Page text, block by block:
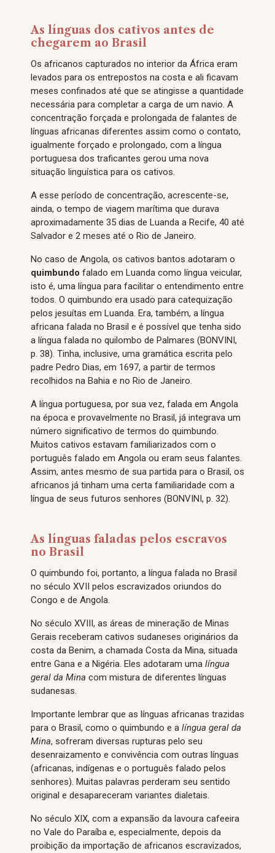
As línguas dos cativos antes de
chegarem ao Brasil
Os africanos capturados no interior da África eram
levados para os entrepostos na costa e ali ficavam
meses confinados até que se atingisse a quantidade
necessária para completar a carga de um navio. A
concentração forçada e prolongada de falantes de
línguas africanas diferentes assim como o contato,
igualmente forçado e prolongado, com a língua
portuguesa dos traficantes gerou uma nova
situação linguística para os cativos.
A esse período de concentração, acrescente-se,
ainda, o tempo de viagem marítima que durava
aproximadamente 35 dias de Luanda a Recife, 40 até
Salvador e 2 meses até o Rio de Janeiro.
No caso de Angola, os cativos bantos adotaram o
quimbundo falado em Luanda como língua veicular,
isto é, uma língua para facilitar o entendimento entre
todos. O quimbundo era usado para catequização
pelos jesuítas em Luanda. Era, também, a língua
africana falada no Brasil e é possível que tenha sido
a língua falada no quilombo de Palmares (BONVINI,
p. 38). Tinha, inclusive, uma gramática escrita pelo
padre Pedro Dias, em 1697, a partir de termos
recolhidos na Bahia e no Rio de Janeiro.
A língua portuguesa, por sua vez, falada em Angola
na época e provavelmente no Brasil, já integrava um
número significativo de termos do quimbundo.
Muitos cativos estavam familiarizados com o
português falado em Angola ou eram seus falantes.
Assim, antes mesmo de sua partida para o Brasil, os
africanos já tinham uma certa familiaridade com a
língua de seus futuros senhores (BONVINI, p. 32).
As línguas faladas pelos escravos
no Brasil
O quimbundo foi, portanto, a língua falada no Brasil
no século XVII pelos escravizados oriundos do
Congo e de Angola.
No século XVIII, as áreas de mineração de Minas
Gerais receberam cativos sudaneses originários da
costa da Benim, a chamada Costa da Mina, situada
entre Gana e a Nigéria. Eles adotaram uma língua
geral da Mina com mistura de diferentes línguas
sudanesas.
Importante lembrar que as línguas africanas trazidas
para o Brasil, como o quimbundo e a língua geral da
Mina, sofreram diversas rupturas pelo seu
desenraizamento e convivência com outras línguas
(africanas, indígenas e o português falado pelos
senhores). Muitas palavras perderam seu sentido
original e desapareceram variantes dialetais.
No século XIX, com a expansão da lavoura cafeeira
no Vale do Paraíba e, especialmente, depois da
proibição da importação de africanos escravizados,